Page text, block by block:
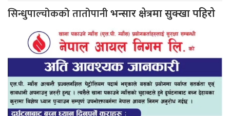
सिन्धुपाल्चोकको तातोपानीभन्सार क्षेत्रमा सुक्खा पहिरो